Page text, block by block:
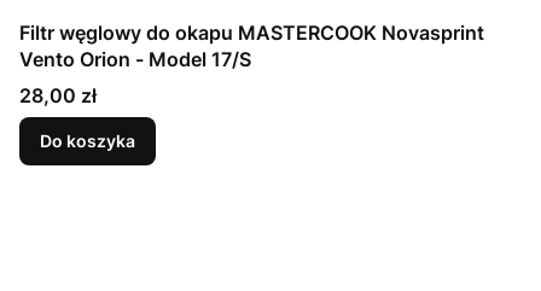
Filtr węglowy do okapu MASTERCOOK Novasprint
Vento Orion - Model 17/S
Cena
28,00 zł
Do koszyka